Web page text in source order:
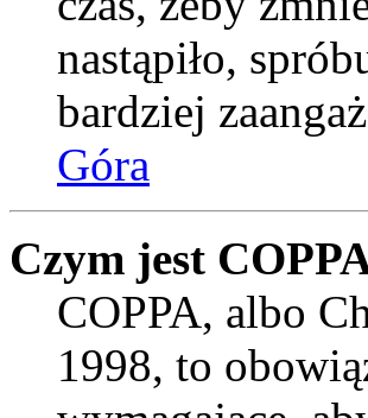
nastąpiło,
bardziej
Góra
Czym jest
COPPA, albo
1998, to